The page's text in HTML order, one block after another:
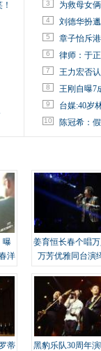
3 为救母女
4 刘德华扮
5 章子怡斥
6 律师：于
7 王力宏否
8 王刚自曝7
9 台媒:40岁
10 陈冠希：
曝
洋
姜育恒长春个唱
万芳优雅同台演
蒂
黑豹乐队30周年